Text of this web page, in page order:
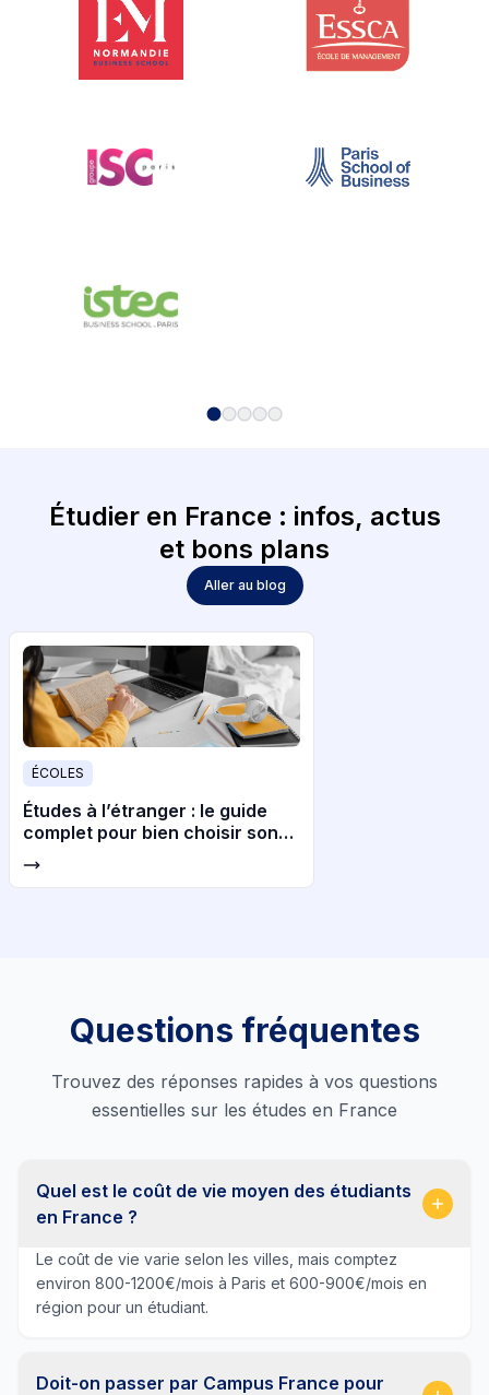
Étudier en France : infos, actus
et bons plans
Aller au blog
ÉCOLES
Études à l’étranger : le guide
complet pour bien choisir son
Questions fréquentes
Trouvez des réponses rapides à vos questions
essentielles sur les études en France
Quel est le coût de vie moyen des étudiants
en France ?
Le coût de vie varie selon les villes, mais comptez
environ 800-1200€/mois à Paris et 600-900€/mois en
région pour un étudiant.
Doit-on passer par Campus France pour